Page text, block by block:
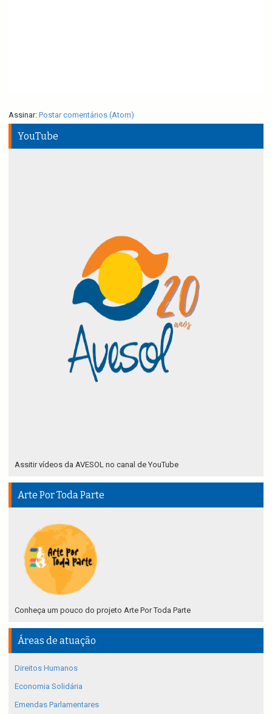
Assinar: Postar comentários (Atom)
YouTube
Assitir vídeos da AVESOL no canal de YouTube
Arte Por Toda Parte
Conheça um pouco do projeto Arte Por Toda Parte
Áreas de atuação
Direitos Humanos
Economia Solidária
Emendas Parlamentares